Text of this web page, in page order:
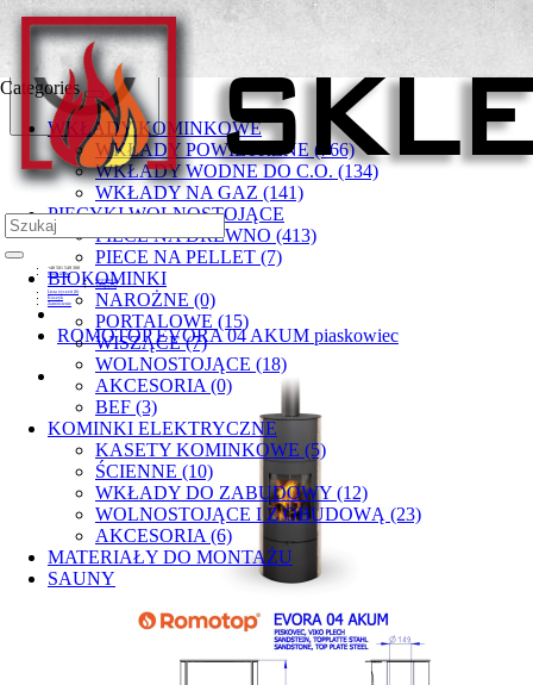
+48 501 549 300
Moje konto
Rejestracja
Zaloguj się
Lista życzeń (0)
Koszyk
Zamówienie
Categories
WKŁADY KOMINKOWE
WKŁADY POWIETRZNE (766)
WKŁADY WODNE DO C.O. (134)
WKŁADY NA GAZ (141)
PIECYKI WOLNOSTOJĄCE
PIECE NA DREWNO (413)
PIECE NA PELLET (7)
BIOKOMINKI
NAROŻNE (0)
PORTALOWE (15)
WISZĄCE (7)
WOLNOSTOJĄCE (18)
AKCESORIA (0)
BEF (3)
KOMINKI ELEKTRYCZNE
KASETY KOMINKOWE (5)
ŚCIENNE (10)
WKŁADY DO ZABUDOWY (12)
WOLNOSTOJĄCE I Z OBUDOWĄ (23)
AKCESORIA (6)
MATERIAŁY DO MONTAŻU
SAUNY
ROMOTOP EVORA 04 AKUM piaskowiec